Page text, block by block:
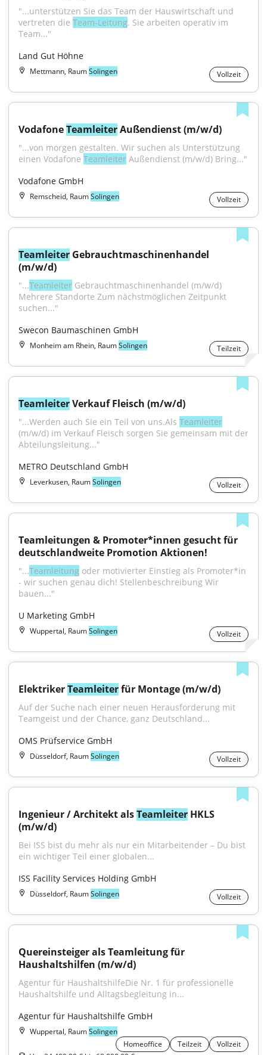
"...unterstützen Sie das Team der Hauswirtschaft und
vertreten die Team-Leitung. Sie arbeiten operativ im
Team..."
Land Gut Höhne
Mettmann, RaumSolingen Vollzeit
Vodafone Teamleiter Außendienst (m/w/d)
"...von morgen gestalten. Wir suchen als Unterstützung
einen Vodafone Teamleiter Außendienst (m/w/d) Bring..."
Vodafone GmbH
Remscheid, RaumSolingen Vollzeit
Teamleiter Gebrauchtmaschinenhandel
(m/w/d)
"...Teamleiter Gebrauchtmaschinenhandel (m/w/d)
Mehrere Standorte Zum nächstmöglichen Zeitpunkt
suchen..."
Swecon Baumaschinen GmbH
Monheim am Rhein, RaumSolingen Teilzeit
Teamleiter Verkauf Fleisch (m/w/d)
"...Werden auch Sie ein Teil von uns.Als Teamleiter
(m/w/d) im Verkauf Fleisch sorgen Sie gemeinsam mit der
Abteilungsleitung..."
METRO Deutschland GmbH
Leverkusen, RaumSolingen Vollzeit
Teamleitungen & Promoter*innen gesucht für
deutschlandweite Promotion Aktionen!
"...Teamleitung oder motivierter Einstieg als Promoter*in
- wir suchen genau dich! Stellenbeschreibung Wir
bauen..."
U Marketing GmbH
Wuppertal, RaumSolingen Vollzeit
Elektriker Teamleiter für Montage (m/w/d)
Auf der Suche nach einer neuen Herausforderung mit
Teamgeist und der Chance, ganz Deutschland...
OMS Prüfservice GmbH
Düsseldorf, RaumSolingen Vollzeit
Ingenieur / Architekt als Teamleiter HKLS
(m/w/d)
Bei ISS bist du mehr als nur ein Mitarbeitender – Du bist
ein wichtiger Teil einer globalen...
ISS Facility Services Holding GmbH
Düsseldorf, RaumSolingen Vollzeit
Quereinsteiger als Teamleitung für
Haushaltshilfen (m/w/d)
Agentur für HaushaltshilfeDie Nr. 1 für professionelle
Haushaltshilfe und Alltagsbegleitung in...
Agentur für Haushaltshilfe GmbH
Wuppertal, RaumSolingen
Homeoffice
Teilzeit
Vollzeit